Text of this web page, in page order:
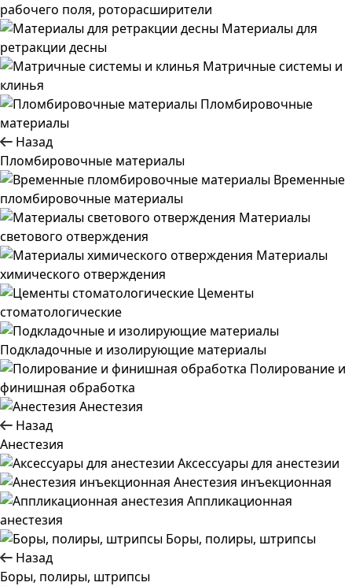
рабочего поля, роторасширители
Материалы для
ретракции десны
Матричные системы и
клинья
Пломбировочные
материалы
Назад
Пломбировочные материалы
Временные
пломбировочные материалы
Материалы
светового отверждения
Материалы
химического отверждения
Цементы
стоматологические
Подкладочные и изолирующие материалы
Полирование и
финишная обработка
Анестезия
Назад
Анестезия
Аксессуары для анестезии
Анестезия инъекционная
Аппликационная
анестезия
Боры, полиры, штрипсы
Назад
Боры, полиры, штрипсы